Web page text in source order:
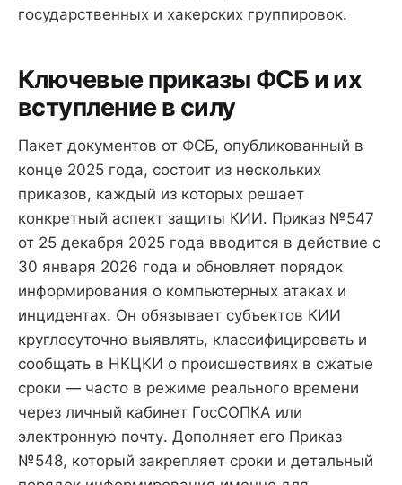
государственных и хакерских группировок.
Ключевые приказы ФСБ и их
вступление в силу
Пакет документов от ФСБ, опубликованный в
конце 2025 года, состоит из нескольких
приказов, каждый из которых решает
конкретный аспект защиты КИИ. Приказ №547
от 25 декабря 2025 года вводится в действие с
30 января 2026 года и обновляет порядок
информирования о компьютерных атаках и
инцидентах. Он обязывает субъектов КИИ
круглосуточно выявлять, классифицировать и
сообщать в НКЦКИ о происшествиях в сжатые
сроки — часто в режиме реального времени
через личный кабинет ГосСОПКА или
электронную почту. Дополняет его Приказ
№548, который закрепляет сроки и детальный